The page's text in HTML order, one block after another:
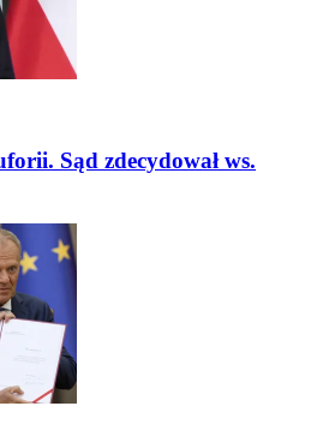
Sąd zdecydował ws.